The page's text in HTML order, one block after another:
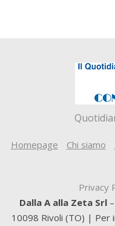
Homepage Chi siamo
Privacy
Dalla A alla Zeta Srl
10098 Rivoli (TO) | Per